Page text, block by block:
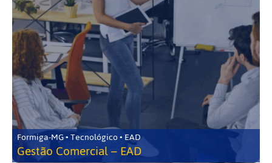
Formiga-MG • Tecnológico • EAD
Gestão Comercial – EAD